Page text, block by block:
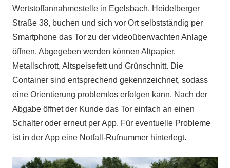
Wertstoffannahmestelle in Egelsbach, Heidelberger
Straße 38, buchen und sich vor Ort selbstständig per
Smartphone das Tor zu der videoüberwachten Anlage
öffnen. Abgegeben werden können Altpapier,
Metallschrott, Altspeisefett und Grünschnitt. Die
Container sind entsprechend gekennzeichnet, sodass
eine Orientierung problemlos erfolgen kann. Nach der
Abgabe öffnet der Kunde das Tor einfach an einen
Schalter oder erneut per App. Für eventuelle Probleme
ist in der App eine Notfall-Rufnummer hinterlegt.